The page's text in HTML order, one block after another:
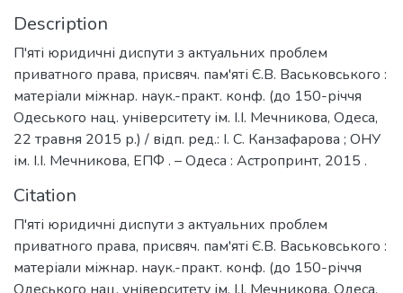
Description
П'яті юридичні диспути з актуальних проблем
приватного права, присвяч. пам'яті Є.В. Васьковського :
матеріали міжнар. наук.-практ. конф. (до 150-річчя
Одеського нац. університету ім. І.І. Мечникова, Одеса,
22 травня 2015 р.) / відп. ред.: І. С. Канзафарова ; ОНУ
ім. І.І. Мечникова, ЕПФ . – Одеса : Астропринт, 2015 .
Citation
П'яті юридичні диспути з актуальних проблем
приватного права, присвяч. пам'яті Є.В. Васьковського :
матеріали міжнар. наук.-практ. конф. (до 150-річчя